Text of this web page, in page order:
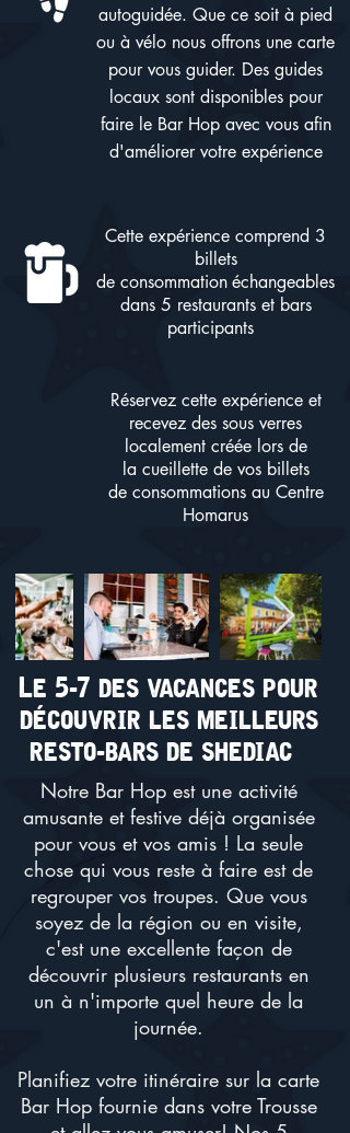
autoguidée. Que ce soit à pied
ou à vélo nous offrons une carte
pour vous guider. Des guides
locaux sont disponibles pour
faire le Bar Hop avec vous afin
d'améliorer votre expérience
Cette expérience comprend 3
billets
de consommationéchangeables
dans 5 restaurants et bars
participants
Réservez cette expérience et
recevez des sous verres
localement créée lors de
la cueillettede vos billets
de consommationsau Centre
Homarus
Le 5-7 des vacances pour
découvrir les meilleurs
resto-bars de shediac
Notre Bar Hop est une activité
amusante et festive déjà organisée
pour vous et vos amis ! La seule
chose qui vous reste à faire est de
regrouper vos troupes. Que vous
soyez de la région ou en visite,
c'est une excellente façon de
découvrir plusieurs restaurants en
un à n'importe quel heure de la
journée.
Planifiez votre itinéraire sur la carte
Bar Hop fournie dans votre Trousse